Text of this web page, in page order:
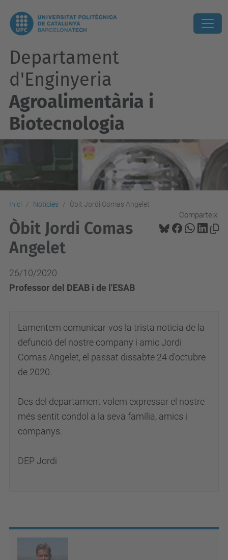
Departament
d'Enginyeria
Agroalimentària i
Biotecnologia
Inici Notícies Òbit Jordi Comas Angelet
Comparteix:
Òbit Jordi Comas
Angelet
26/10/2020
Professor del DEAB i de l'ESAB
Lamentem comunicar-vos la trista noticia de la
defunció del nostre company i amic Jordi
Comas Angelet, el passat dissabte 24 d'octubre
de 2020.
Des del departament volem expressar el nostre
més sentit condol a la seva família, amics i
companys.
DEP Jordi